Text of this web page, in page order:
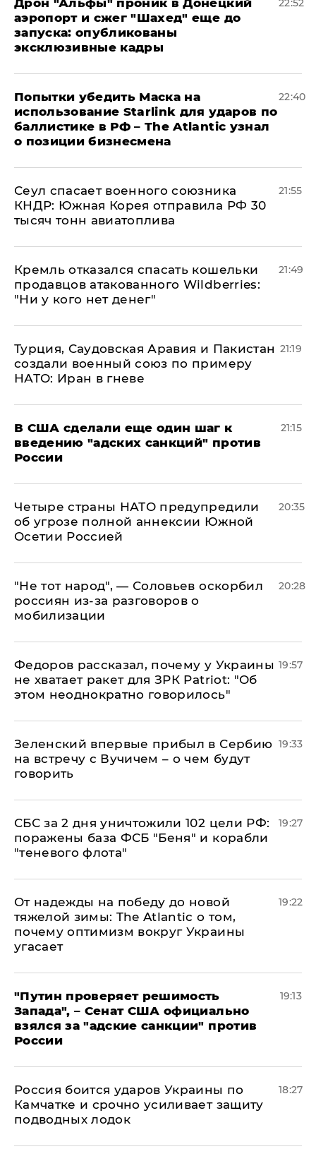
Дрон "Альфы" проник в Донецкий
аэропорт и сжег "Шахед" еще до
запуска: опубликованы
эксклюзивные кадры
22:52
Попытки убедить Маска на
использование Starlink для ударов по
баллистике в РФ – The Atlantic узнал
о позиции бизнесмена
22:40
​Сеул спасает военного союзника
КНДР: Южная Корея отправила РФ 30
тысяч тонн авиатоплива
21:55
Кремль отказался спасать кошельки
продавцов атакованного Wildberries:
"Ни у кого нет денег"
21:49
Турция, Саудовская Аравия и Пакистан
создали военный союз по примеру
НАТО: Иран в гневе
21:19
В США сделали еще один шаг к
введению "адских санкций" против
России
21:15
Четыре страны НАТО предупредили
об угрозе полной аннексии Южной
Осетии Россией
20:35
​"Не тот народ", — Соловьев оскорбил
россиян из-за разговоров о
мобилизации
20:28
Федоров рассказал, почему у Украины
не хватает ракет для ЗРК Patriot: "Об
этом неоднократно говорилось"
19:57
Зеленский впервые прибыл в Сербию
на встречу с Вучичем – о чем будут
говорить
19:33
СБС за 2 дня уничтожили 102 цели РФ:
поражены база ФСБ "Беня" и корабли
"теневого флота"
19:27
От надежды на победу до новой
тяжелой зимы: The Atlantic о том,
почему оптимизм вокруг Украины
угасает
19:22
"Путин проверяет решимость
Запада", – Сенат США официально
взялся за "адские санкции" против
России
19:13
Россия боится ударов Украины по
Камчатке и срочно усиливает защиту
подводных лодок
18:27